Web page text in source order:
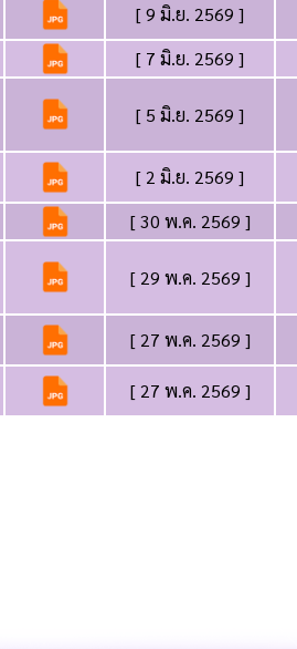
[ 9 มิ.ย. 2569 ]
[ 7 มิ.ย. 2569 ]
[ 5 มิ.ย. 2569 ]
[ 2 มิ.ย. 2569 ]
[ 30 พ.ค. 2569 ]
[ 29 พ.ค. 2569 ]
[ 27 พ.ค. 2569 ]
[ 27 พ.ค. 2569 ]